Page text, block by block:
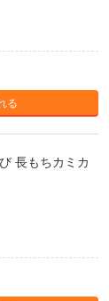
る
長もちカミカ